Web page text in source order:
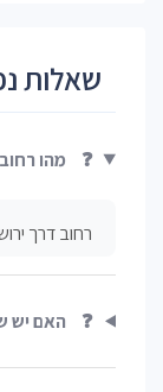
שאלות
❓ מהו
רחוב דרך
❓ האם יש